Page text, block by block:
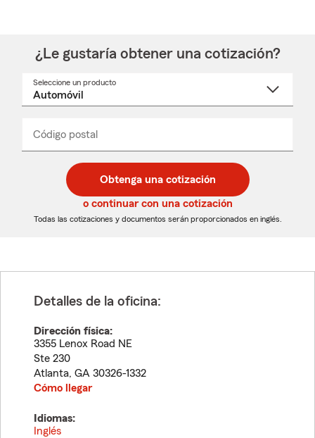
¿Le gustaría obtener una cotización?
Seleccione un producto
desplegable
Código postal
de
5
dígitos
de
5
dígitos
_____
Obtenga una cotización
o continuar con una cotización
Todas las cotizaciones y documentos serán proporcionados en inglés.
Detalles de la oficina:
Dirección física:
3355 Lenox Road NE
Ste 230
Atlanta, GA 30326-1332
Cómo llegar
Idiomas:
Inglés